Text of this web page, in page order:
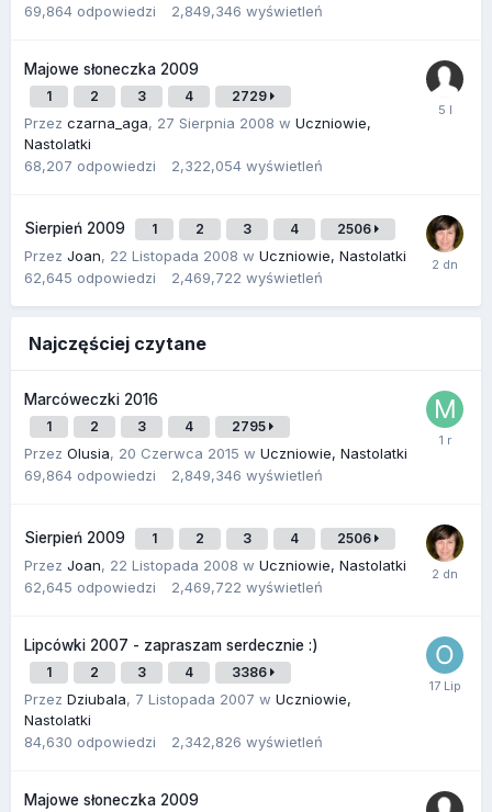
69,864 odpowiedzi 2,849,346 wyświetleń
Majowe słoneczka 2009
1 2 3 4 2729
Przez czarna_aga, 27 Sierpnia 2008 w Uczniowie,
Nastolatki
68,207 odpowiedzi 2,322,054 wyświetleń
Sierpień 2009 1 2 3 4 2506
Przez Joan, 22 Listopada 2008 w Uczniowie, Nastolatki
62,645 odpowiedzi 2,469,722 wyświetleń
Najczęściej czytane
Marcóweczki 2016
1 2 3 4 2795
Przez Olusia, 20 Czerwca 2015 w Uczniowie, Nastolatki
69,864 odpowiedzi 2,849,346 wyświetleń
Sierpień 2009 1 2 3 4 2506
Przez Joan, 22 Listopada 2008 w Uczniowie, Nastolatki
62,645 odpowiedzi 2,469,722 wyświetleń
Lipcówki 2007 - zapraszam serdecznie :)
1 2 3 4 3386
Przez Dziubala, 7 Listopada 2007 w Uczniowie,
Nastolatki
84,630 odpowiedzi 2,342,826 wyświetleń
Majowe słoneczka 2009